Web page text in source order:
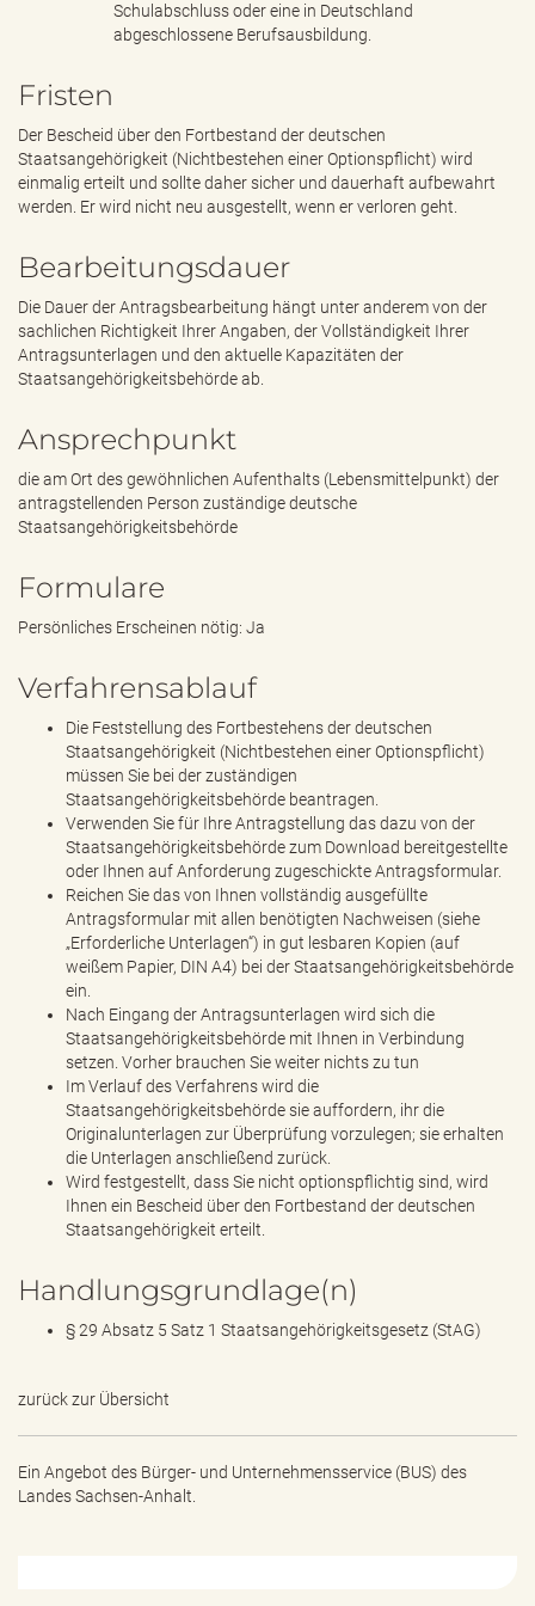
Schulabschluss oder eine in Deutschland
abgeschlossene Berufsausbildung.
Fristen
Der Bescheid über den Fortbestand der deutschen
Staatsangehörigkeit (Nichtbestehen einer Optionspflicht) wird
einmalig erteilt und sollte daher sicher und dauerhaft aufbewahrt
werden. Er wird nicht neu ausgestellt, wenn er verloren geht.
Bearbeitungsdauer
Die Dauer der Antragsbearbeitung hängt unter anderem von der
sachlichen Richtigkeit Ihrer Angaben, der Vollständigkeit Ihrer
Antragsunterlagen und den aktuelle Kapazitäten der
Staatsangehörigkeitsbehörde ab.
Ansprechpunkt
die am Ort des gewöhnlichen Aufenthalts (Lebensmittelpunkt) der
antragstellenden Person zuständige deutsche
Staatsangehörigkeitsbehörde
Formulare
Persönliches Erscheinen nötig: Ja
Verfahrensablauf
Die Feststellung des Fortbestehens der deutschen
Staatsangehörigkeit (Nichtbestehen einer Optionspflicht)
müssen Sie bei der zuständigen
Staatsangehörigkeitsbehörde beantragen.
Verwenden Sie für Ihre Antragstellung das dazu von der
Staatsangehörigkeitsbehörde zum Download bereitgestellte
oder Ihnen auf Anforderung zugeschickte Antragsformular.
Reichen Sie das von Ihnen vollständig ausgefüllte
Antragsformular mit allen benötigten Nachweisen (siehe
„Erforderliche Unterlagen“) in gut lesbaren Kopien (auf
weißem Papier, DIN A4) bei der Staatsangehörigkeitsbehörde
ein.
Nach Eingang der Antragsunterlagen wird sich die
Staatsangehörigkeitsbehörde mit Ihnen in Verbindung
setzen. Vorher brauchen Sie weiter nichts zu tun
Im Verlauf des Verfahrens wird die
Staatsangehörigkeitsbehörde sie auffordern, ihr die
Originalunterlagen zur Überprüfung vorzulegen; sie erhalten
die Unterlagen anschließend zurück.
Wird festgestellt, dass Sie nicht optionspflichtig sind, wird
Ihnen ein Bescheid über den Fortbestand der deutschen
Staatsangehörigkeit erteilt.
Handlungsgrundlage(n)
§ 29 Absatz 5 Satz 1 Staatsangehörigkeitsgesetz (StAG)
zurück zur Übersicht
Ein Angebot des Bürger- und Unternehmensservice (BUS) des
Landes Sachsen-Anhalt.